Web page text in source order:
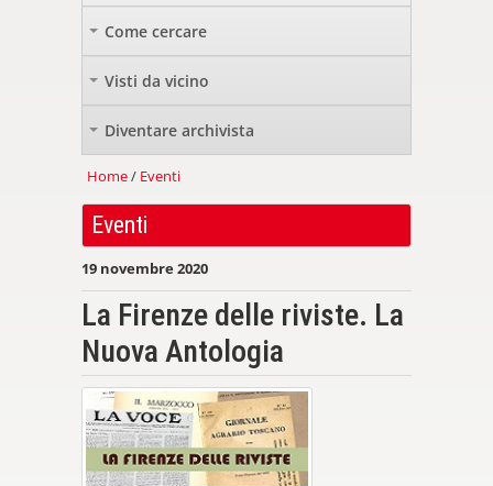
Come cercare
Visti da vicino
Diventare archivista
Home/ Eventi
Eventi
19 novembre 2020
La Firenze delle riviste. La
Nuova Antologia